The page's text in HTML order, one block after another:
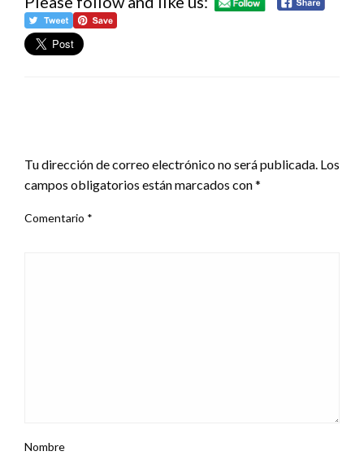
Tu dirección de correo electrónico no será publicada. Los
campos obligatorios están marcados con*
Comentario *
Nombre